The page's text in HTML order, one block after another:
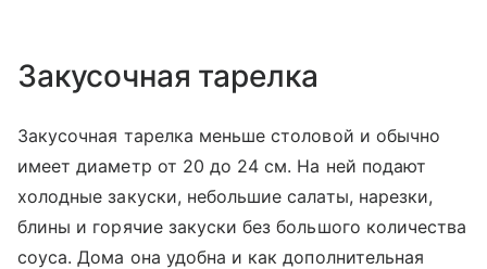
Закусочная тарелка
Закусочная тарелка меньше столовой и обычно
имеет диаметр от 20 до 24 см. На ней подают
холодные закуски, небольшие салаты, нарезки,
блины и горячие закуски без большого количества
соуса. Дома она удобна и как дополнительная